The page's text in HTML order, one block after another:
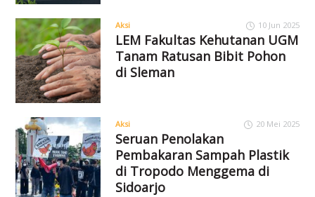
Aksi 10 Jun 2025
LEM Fakultas Kehutanan UGM
Tanam Ratusan Bibit Pohon
di Sleman
Aksi 20 Mei 2025
Seruan Penolakan
Pembakaran Sampah Plastik
di Tropodo Menggema di
Sidoarjo